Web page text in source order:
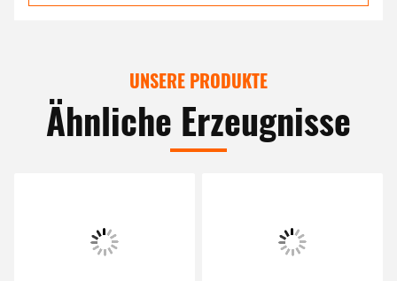
UNSERE PRODUKTE
Ähnliche Erzeugnisse